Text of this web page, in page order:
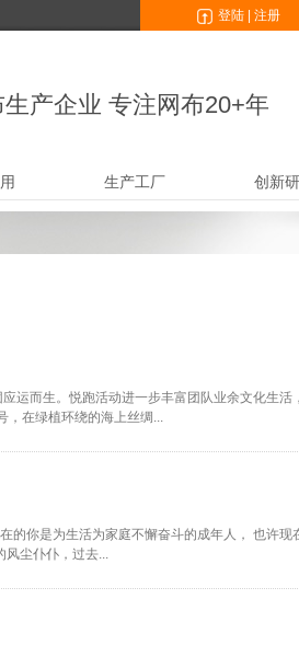
登陆 注册
产企业 专注网布20+年
生产工厂 创新
运而生。悦跑活动进一步丰富团队业余文化生
，在绿植环绕的海上丝绸...
的你是为生活为家庭不懈奋斗的成年人， 也许
风尘仆仆，过去...